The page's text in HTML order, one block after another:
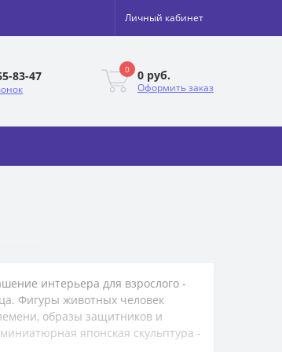
Личный кабинет
83-47 0 0 руб.
Оформить заказ
интерьера для взрослого -
Фигуры животных человек
образы защитников и
японская скульптура -